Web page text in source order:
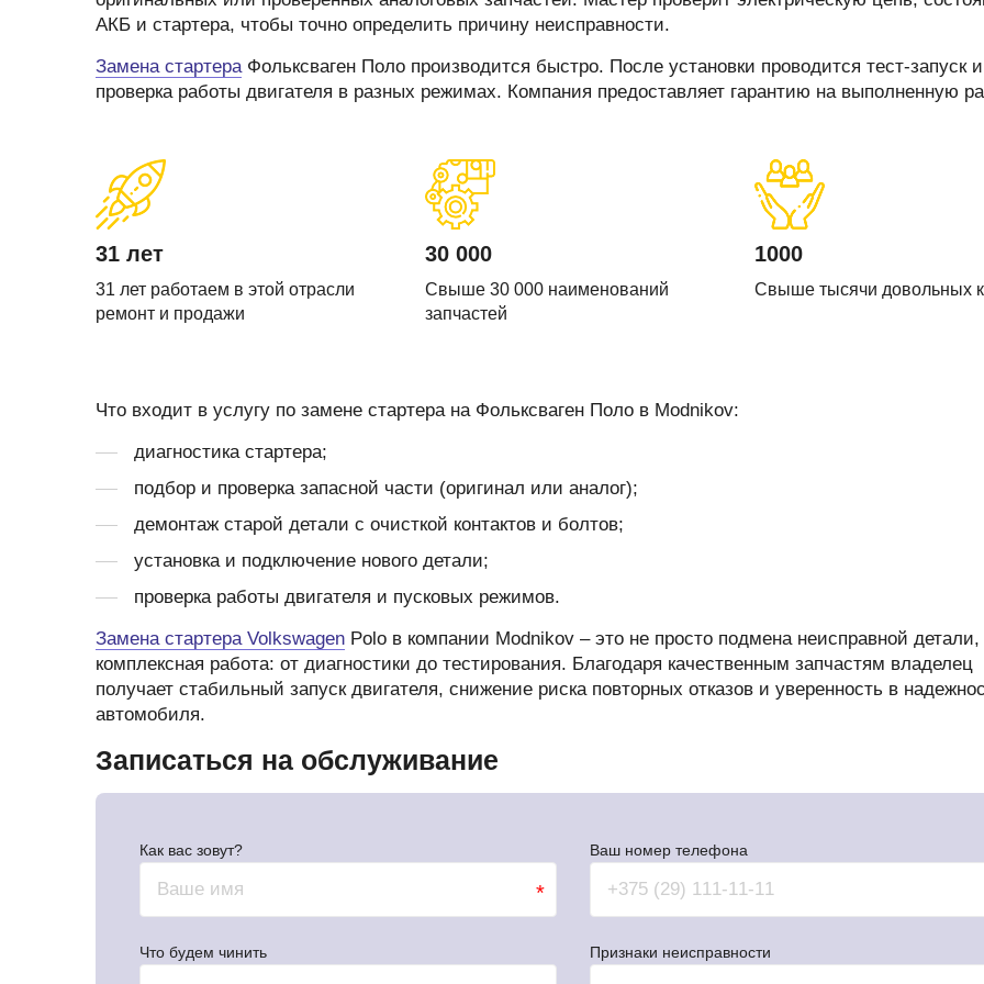
Запчасти стартера
Стартеры
Щетки и
щеткодержатели
специальные
Ремонт моторчика печки
(отопителя)
Ремонт суппортов
Диагностика генератора
АКБ и стартера, чтобы точно определить причину неисправности.
Замена стартераФольксваген Поло производится быстро. После установки проводится тест‑запуск и
проверка работы двигателя в разных режимах. Компания предоставляет гарантию на выполненную
31 лет
31 лет работаем в этой отрасли
ремонт и продажи
30 000
Свыше 30 000 наименований
запчастей
1000
Свыше тысячи довольных
Что входит в услугу по замене стартера на Фольксваген Поло в Modnikov:
диагностика стартера;
подбор и проверка запасной части (оригинал или аналог);
демонтаж старой детали с очисткой контактов и болтов;
установка и подключение нового детали;
проверка работы двигателя и пусковых режимов.
Замена стартера Volkswagen Polo в компании Modnikov – это не просто подмена неисправной детали,
комплексная работа: от диагностики до тестирования. Благодаря качественным запчастям владелец
получает стабильный запуск двигателя, снижение риска повторных отказов и уверенность в
автомобиля.
Записаться на обслуживание
Как вас зовут?
*
Ваш номер телефона
Что будем чинить Признаки неисправности